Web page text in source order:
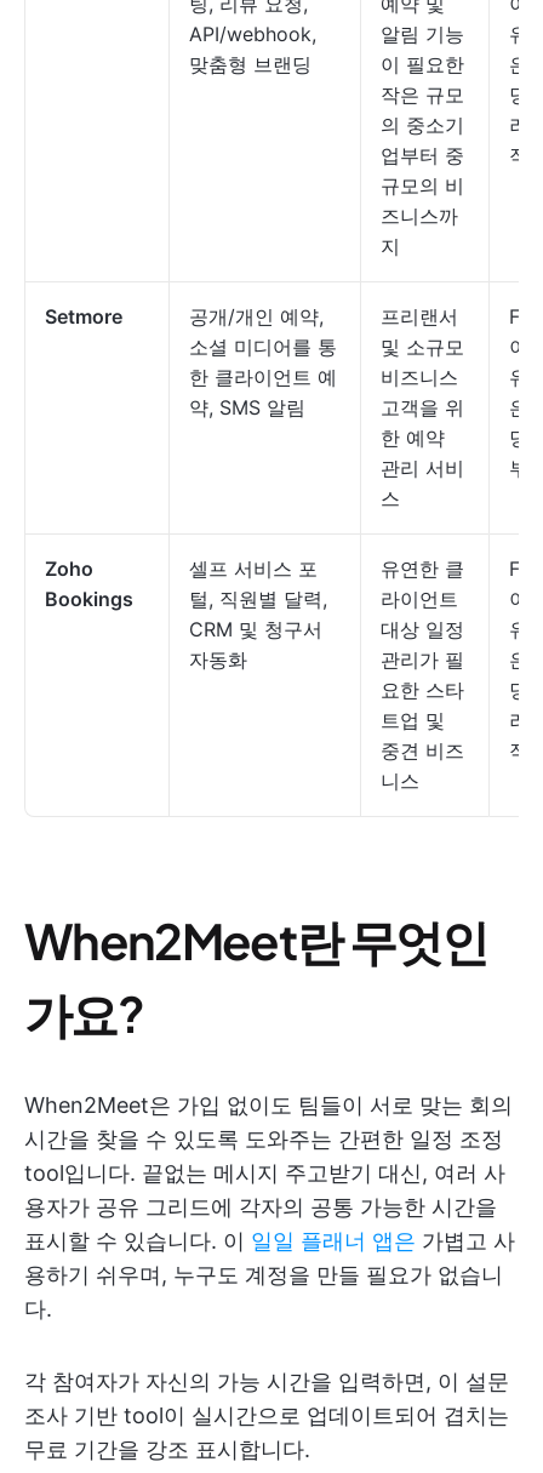
API/webhook,
맞춤형 브랜딩
알림 기능
이 필요한
작은 규모
의 중소기
업부터 중
규모의 비
즈니스까
지
유
은
당
러
작
Setmore
공개/개인 예약,
소셜 미디어를 통
한 클라이언트 예
약, SMS 알림
프리랜서
및 소규모
비즈니스
고객을 위
한 예약
관리 서비
스
이
유
은
당
부
Zoho
Bookings
셀프 서비스 포
털, 직원별 달력,
CRM 및 청구서
자동화
유연한 클
라이언트
대상 일정
관리가 필
요한 스타
트업 및
중견 비즈
니스
이
유
은
당
러
작
When2Meet란 무엇인
가요?
When2Meet은 가입 없이도 팀들이 서로 맞는 회의
시간을 찾을 수 있도록 도와주는 간편한 일정 조정
tool입니다. 끝없는 메시지 주고받기 대신, 여러 사
용자가 공유 그리드에 각자의 공통 가능한 시간을
표시할 수 있습니다. 이 일일 플래너 앱은 가볍고 사
용하기 쉬우며, 누구도 계정을 만들 필요가 없습니
다.
각 참여자가 자신의 가능 시간을 입력하면, 이 설문
조사 기반 tool이 실시간으로 업데이트되어 겹치는
무료 기간을 강조 표시합니다.